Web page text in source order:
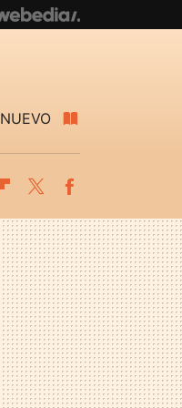
NUEVO
Flipboard
Twitter